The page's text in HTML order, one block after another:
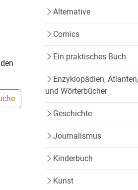
Alternative
Comics
Ein praktisches Buch
Enzyklopädien,
und Wörterbücher
Geschichte
Journalismus
Kinderbuch
Kunst